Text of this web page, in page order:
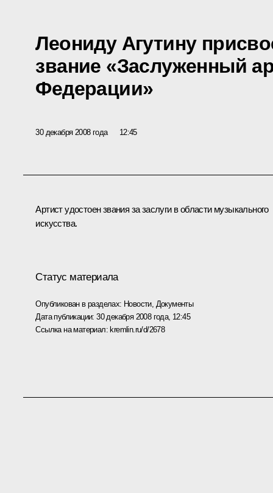
Леониду Агутину
звание «Заслуженный
Федерации»
30 декабря 2008 года 12:45
Артист удостоен звания за заслуги в области музыкального
искусства.
Статус материала
Опубликован в разделах: Новости, Документы
Дата публикации:30 декабря 2008 года, 12:45
Ссылка на материал:kremlin.ru/d/2678